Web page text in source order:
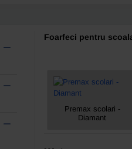
Foarfeci pentru
Premax scolari -
Diamant